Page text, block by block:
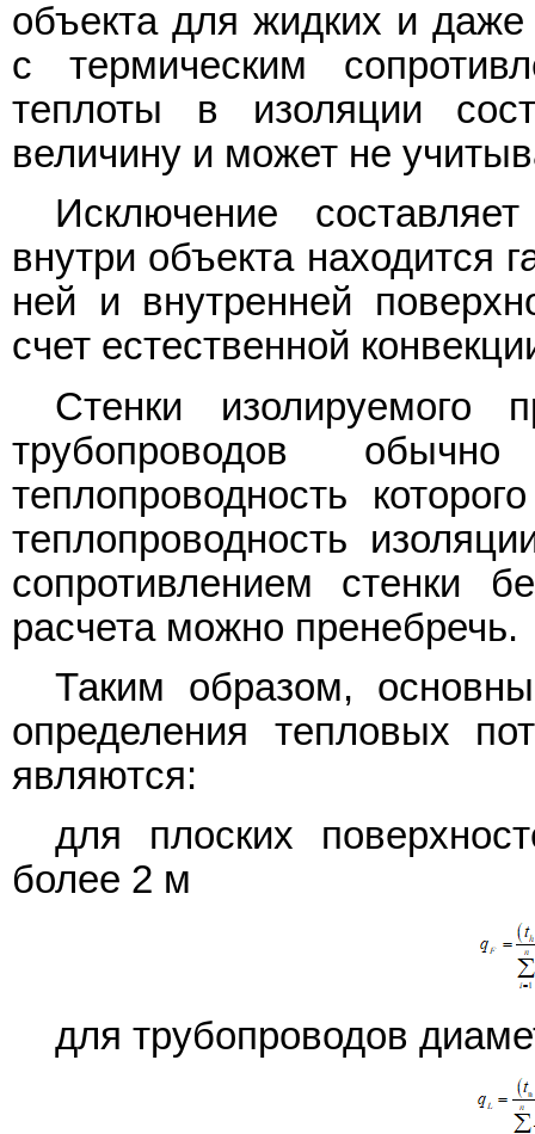
объекта для жидких и
с термическим
теплоты в изоляции
величину и может не
Исключение
внутри объекта находится
ней и внутренней
счет естественной
Стенки изолируемого
трубопроводов
теплопроводность
теплопроводность
сопротивлением стенки
расчета можно пренебречь.
Таким образом,
определения тепловых
являются:
для плоских
более 2 м
для трубопроводов